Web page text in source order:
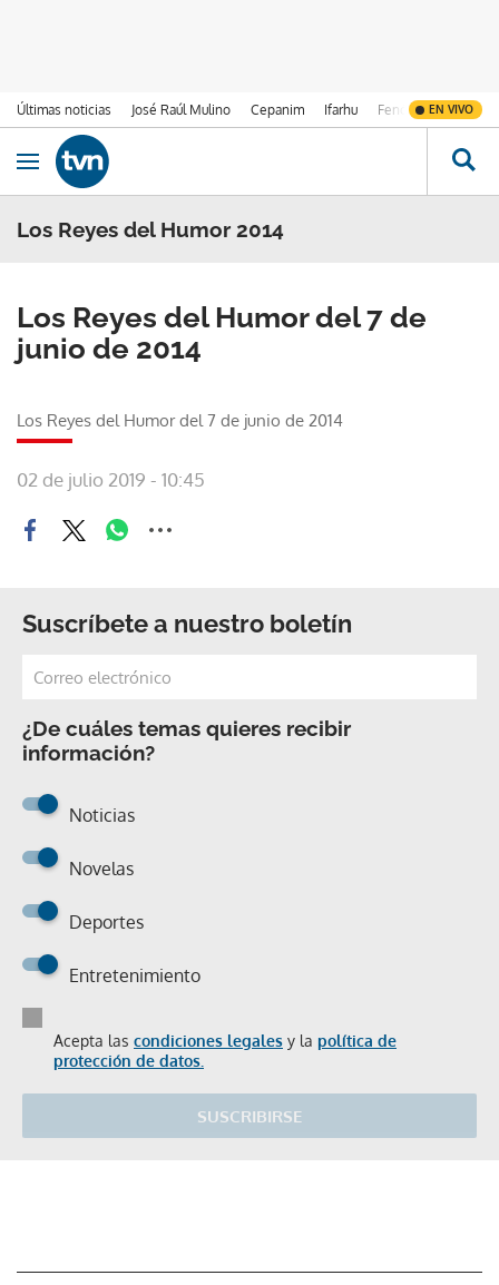
Últimas noticias José Raúl Mulino Cepanim Ifarhu Fenómeno de El
EN VIVO
Ir al contenido
Obrir navegació
Los Reyes del Humor 2014
Los Reyes del Humor del 7 de
junio de 2014
Los Reyes del Humor del 7 de junio de 2014
02 de julio 2019 - 10:45
Suscríbete a nuestro boletín
¿De cuáles temas quieres recibir
información?
Noticias
Novelas
Deportes
Entretenimiento
Acepta las condiciones legales y la política de
protección de datos.
SUSCRIBIRSE